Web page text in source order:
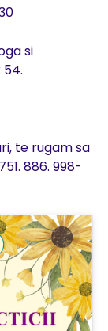
si
te rugam sa
886. 998-